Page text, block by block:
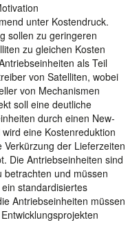
unter Kostendruck.
sollen zu geringeren
zu gleichen Kosten
als Teil
von Satelliten, wobei
von Mechanismen
soll eine deutliche
durch einen New-
eine Kostenreduktion
der Lieferzeiten
Die Antriebseinheiten sind
betrachten und müssen
standardisiertes
Antriebseinheiten müssen